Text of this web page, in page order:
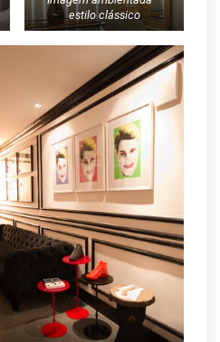
estilo clássico